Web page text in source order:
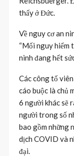
thấy ở Đức.
Về nguy cơ an
“Mối nguy hiểm
ninh đang hết
Các công tố
cáo buộc là chủ
6 người khác sẽ
người trong số
bao gồm những
dịch COVID và
đại.